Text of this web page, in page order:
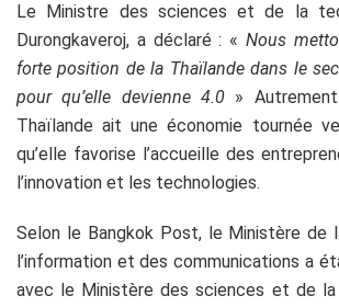
Le Ministre des sciences et de la
Durongkaveroj, a déclaré : « Nous
forte position de la Thaïlande dans le
pour qu’elle devienne 4.0 »
Thaïlande ait une économie tournée
qu’elle favorise l’accueille des
l’innovation et les technologies.
Selon le Bangkok Post, le Ministère de
l’information et des communications a
avec le Ministère des sciences et de